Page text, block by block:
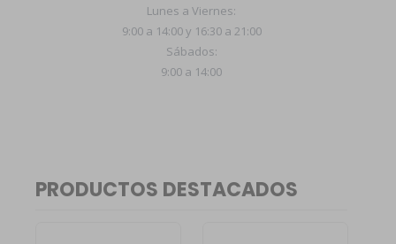
Lunes a Viernes:
9:00 a 14:00 y 16:30 a 21:00
Sábados:
9:00 a 14:00